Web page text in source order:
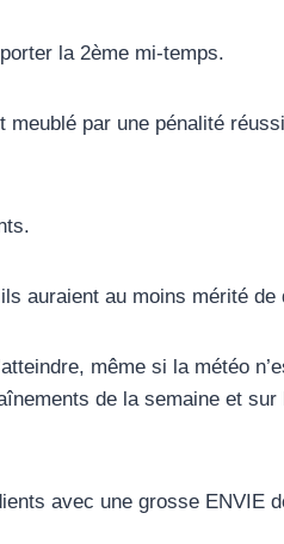
la 2ème mi-temps.
par une pénalité
auraient au moins mérité de
même si la météo
de la semaine et
avec une grosse ENVIE